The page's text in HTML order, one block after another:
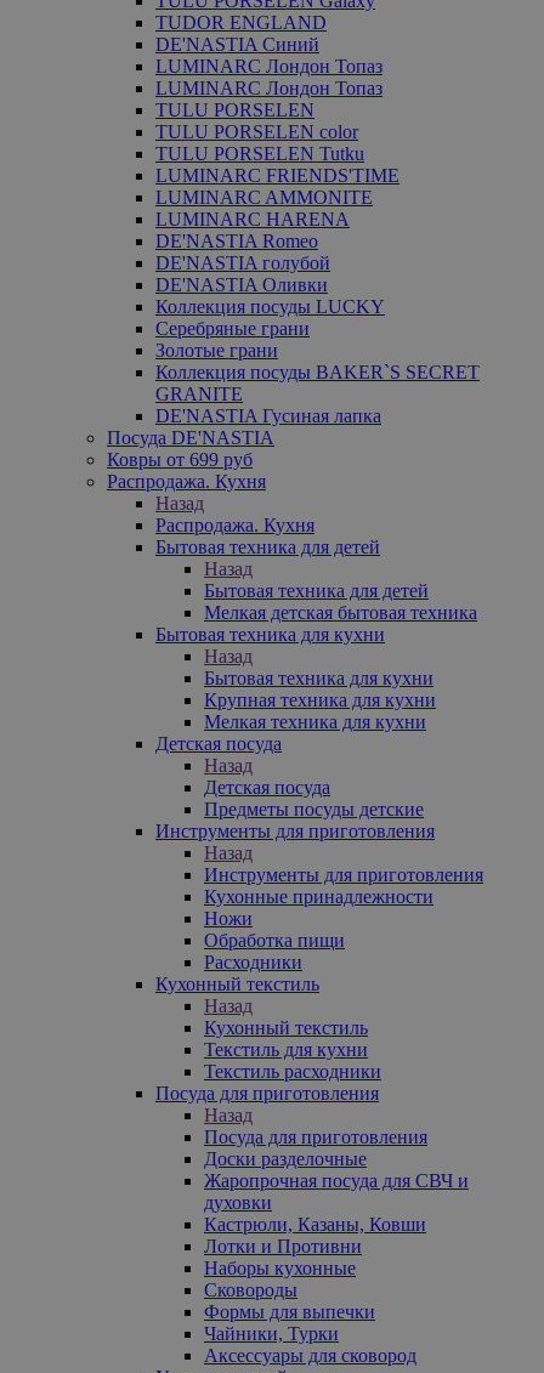
TUDOR ENGLAND
DE'NASTIA Синий
LUMINARC Лондон Топаз
LUMINARC Лондон Топаз
TULU PORSELEN
TULU PORSELEN color
TULU PORSELEN Tutku
LUMINARC FRIENDS'TIME
LUMINARC AMMONITE
LUMINARC HARENA
DE'NASTIA Romeo
DE'NASTIA голубой
DE'NASTIA Оливки
Коллекция посуды LUCKY
Серебряные грани
Золотые грани
Коллекция посуды BAKER`S SECRET
GRANITE
DE'NASTIA Гусиная лапка
Посуда DE'NASTIA
Ковры от 699 руб
Распродажа. Кухня
Назад
Распродажа. Кухня
Бытовая техника для детей
Назад
Бытовая техника для детей
Мелкая детская бытовая техника
Бытовая техника для кухни
Назад
Бытовая техника для кухни
Крупная техника для кухни
Мелкая техника для кухни
Детская посуда
Назад
Детская посуда
Предметы посуды детские
Инструменты для приготовления
Назад
Инструменты для приготовления
Кухонные принадлежности
Ножи
Обработка пищи
Расходники
Кухонный текстиль
Назад
Кухонный текстиль
Текстиль для кухни
Текстиль расходники
Посуда для приготовления
Назад
Посуда для приготовления
Доски разделочные
Жаропрочная посуда для СВЧ и
духовки
Кастрюли, Казаны, Ковши
Лотки и Противни
Наборы кухонные
Сковороды
Формы для выпечки
Чайники, Турки
Аксессуары для сковород